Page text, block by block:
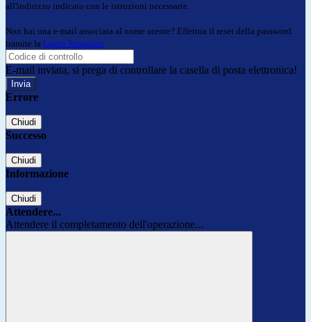
all'indirizzo indicato con le istruzioni necessarie.
Non hai una e-mail associata al nome utente? Effettua il reset della password
tramite la Login Spaggiari
E-mail inviata, si prega di controllare la casella di posta elettronica!
Errore
Chiudi
Successo
Chiudi
Informazione
Chiudi
Attendere...
Attendere il completamento dell'operazione...